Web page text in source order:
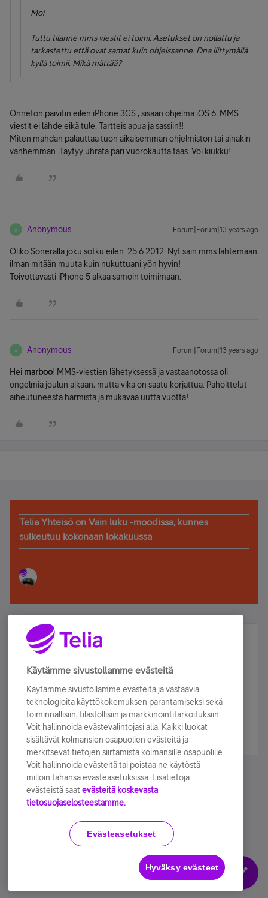
Moi
Tuttu tilanne mms viestit ei toimi. Asetukset on nollattu ja
tarkastettu että ovat samat kuin ohjeissanne. Dna liittymällä
kyllä toimii. Mikä mättää?
Onneton päivitin eilen iPhone 3GS , sisään ohjelma iOS 6. MMS
viestit ei lähde eikä tule. Tartteis apua ja sassiin!!
Miten mahdan palauttaa tuon aikaisemman ohjelmiston tai ainakin
vanhemman. Täytyy uhrata pari vuorokautta taas. Voi kiukku!
A Anonymous Forum|Forum|13 years ago
Oliko Soneralla joku sotku eilen. 25.6.2012. Nyt sain mms lähtemään
ilman mitään muuta kuin nukuttuani yön hyvin!
Toivottavasti iPhone 5 alkaa samoin toimimaan.
A Anonymous Forum|Forum|13 years ago
Hei marboo! MMS-viestien lähetyksessä ja vastaanotossa oli
ongelmia joulun aikaan, mutta vika on saatu korjattua. Pahoittelut
aiheutuneesta harmista ja mukavaa uutta vuotta!
Telia Yhteisö on Vain luku -moodissa, kunnes
sulkeutuu kokonaan lokakuussa
Älä jää paitsi – osallistu ja voita!
Tilaa Telian uutiskirje ja olet mukana arvonnassa.
sähköpostiisi.
Tilaa nyt
Käyttöehdot Accessibility statement
Evästeasetukset
Käytämme sivustollamme evästeitä
Käytämme sivustollamme evästeitä ja vastaavia
teknologioita käyttökokemuksen parantamiseksi sekä
toiminnallisiin, tilastollisiin ja markkinointitarkoituksiin.
Voit hallinnoida evästevalintojasi alla. Kaikki luokat
sisältävät kolmansien osapuolien evästeitä ja
merkitsevät tietojen siirtämistä kolmansille osapuolille.
Voit hallinnoida evästeitä tai poistaa ne käytöstä
milloin tahansa evästeasetuksissa. Lisätietoja
evästeistä saat evästeitä koskevasta
tietosuojaselosteestamme.
Evästeasetukset
Hyväksy evästeet